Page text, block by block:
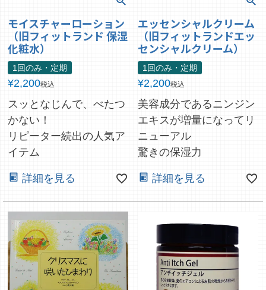
モイスチャーローション
（旧フィットランド 保湿
化粧水）
1回のみ・定期
¥2,200税込
スッとなじんで、べたつ
かない！
リピーター続出の人気ア
イテム
詳細を見る
エッセンシャルクリーム
（旧フィットランドエッ
センシャルクリーム）
1回のみ・定期
¥2,200税込
美容成分であるニンジン
エキスが増量になってリ
ニューアル
驚きの保湿力
詳細を見る